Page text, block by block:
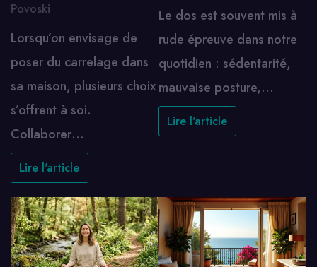
Povoski
Lorsqu’on envisage de
poser du carrelage dans
sa maison, plusieurs choix
s’offrent à soi.
Collaborer…
Lire l'article
Le dos est souvent mis à
rude épreuve dans notre
quotidien : sédentarité,
mauvaise posture,…
Lire l'article